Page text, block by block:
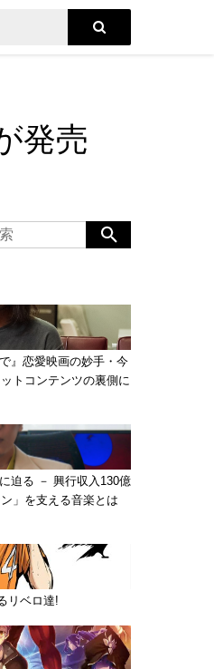
発売
』恋愛映画の妙手・今
トコンテンツの裏側に
迫る － 興行収入130億
」を支える音楽とは
リベロ達!